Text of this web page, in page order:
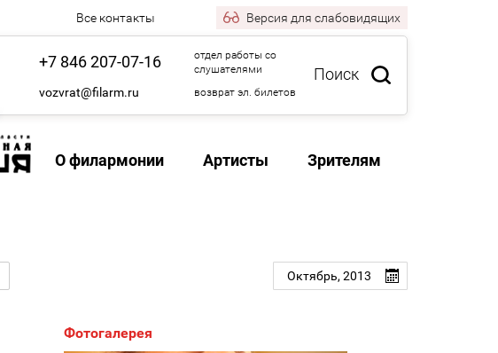
Все контакты Версия для слабовидящих
Поиск
+7 846 207-07-16
отдел работы со
слушателями
vozvrat@filarm.ru возврат эл. билетов
О филармонии Артисты Зрителям
Октябрь, 2013
Фотогалерея